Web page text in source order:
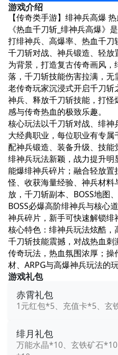
游戏介绍
【传奇类手游】绯神兵高爆
《热血千刀斩_绯神兵高爆》
打绯神兵、高爆率、热血千刀
千刀斩对战、神兵锻造、轻
为背景，打造复古传奇画风
落，千刀斩技能伤害拉满，
老传奇玩家沉浸式开启千刀
神兵、释放千刀斩技能，打
感与传奇热血的极致乐趣。​
核心玩法以千刀斩对战、绯
大经典职业，每位职业有专
配神兵锻造、装备升级、技
绯神兵玩法新颖，战力提升
能爆绯神兵碎片；融合轻放
怪、收获海量经验、神兵材
放，千刀斩副本、BOSS地图
BOSS必爆高阶绯神兵与核心
神兵碎片，新手可快速解锁绯
核心特色：绯神兵玩法炫酷，
千刀斩技能震撼，对战热血
传奇玩法，热血氛围浓厚；
材、ARPG与高爆神兵玩法的
游戏礼包
赤霄礼包
1元红包*5、充值卡*5、玄
绯月礼包
万能水晶*10、玄铁矿石